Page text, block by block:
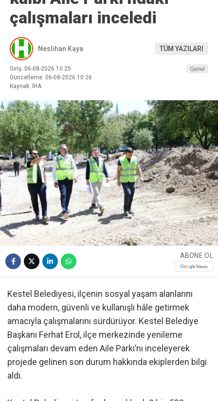
çalışmaları inceledi
Neslihan Kaya TÜM YAZILARI
Giriş: 06-08-2026 10:25
Güncelleme: 06-08-2026 10:26
Kaynak: İHA
Genel
ABONE OL
Kestel Belediyesi, ilçenin sosyal yaşam alanlarını
daha modern, güvenli ve kullanışlı hâle getirmek
amacıyla çalışmalarını sürdürüyor. Kestel Belediye
Başkanı Ferhat Erol, ilçe merkezinde yenileme
çalışmaları devam eden Aile Parkı’nı inceleyerek
projede gelinen son durum hakkında ekiplerden bilgi
aldı.